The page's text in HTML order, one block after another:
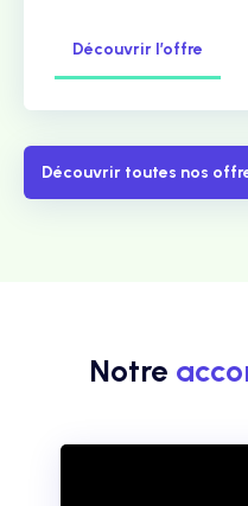
Découvrir l’offre
Découvrir toutes nos
Notre